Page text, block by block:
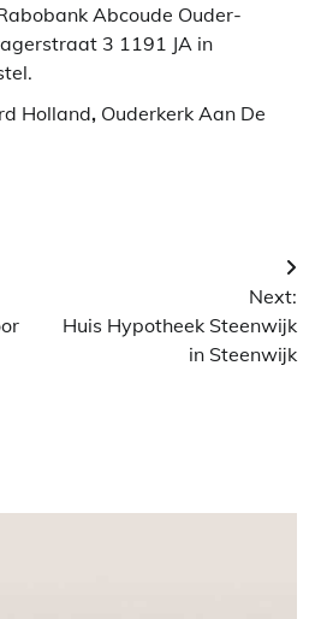
Abcoude Ouder-
3 1191 JA in
Holland, Ouderkerk Aan De
Next:
Huis Hypotheek Steenwijk
in Steenwijk